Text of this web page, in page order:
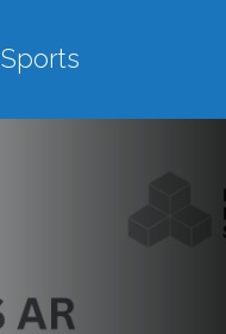
Sports